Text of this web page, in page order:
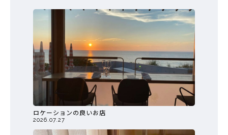
ロケーションの良いお店
2026.07.27